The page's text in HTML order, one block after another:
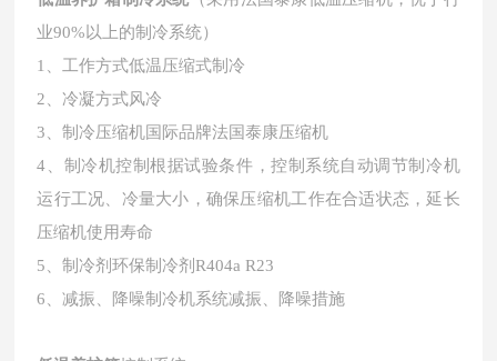
业90%以上的制冷系统）
1、工作方式低温压缩式制冷
2、冷凝方式风冷
3、制冷压缩机国际品牌法国泰康压缩机
4、制冷机控制根据试验条件，控制系统自动调节制冷机
运行工况、冷量大小，确保压缩机工作在合适状态，延长
压缩机使用寿命
5、制冷剂环保制冷剂R404a R23
6、减振、降噪制冷机系统减振、降噪措施